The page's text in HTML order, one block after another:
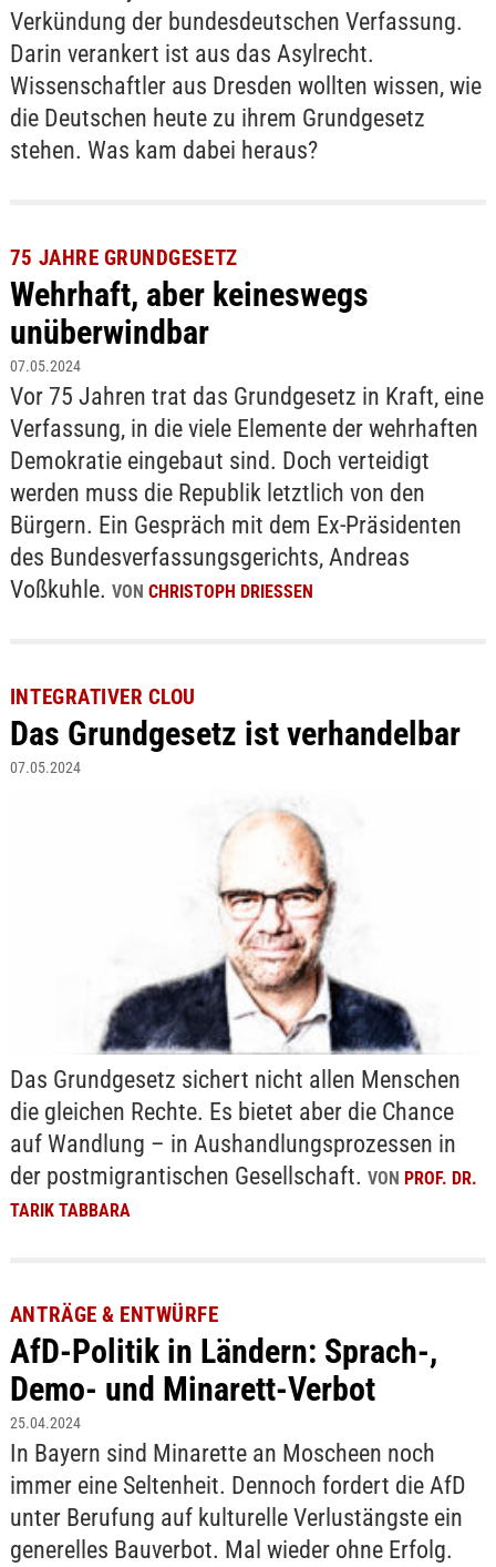
Verkündung der bundesdeutschen Verfassung.
Darin verankert ist aus das Asylrecht.
Wissenschaftler aus Dresden wollten wissen, wie
die Deutschen heute zu ihrem Grundgesetz
stehen. Was kam dabei heraus?
75 JAHRE GRUNDGESETZ
Wehrhaft, aber keineswegs
unüberwindbar
07.05.2024
Vor 75 Jahren trat das Grundgesetz in Kraft, eine
Verfassung, in die viele Elemente der wehrhaften
Demokratie eingebaut sind. Doch verteidigt
werden muss die Republik letztlich von den
Bürgern. Ein Gespräch mit dem Ex-Präsidenten
des Bundesverfassungsgerichts, Andreas
Voßkuhle. VON CHRISTOPH DRIESSEN
INTEGRATIVER CLOU
Das Grundgesetz ist verhandelbar
07.05.2024
Das Grundgesetz sichert nicht allen Menschen
die gleichen Rechte. Es bietet aber die Chance
auf Wandlung – in Aushandlungsprozessen in
der postmigrantischen Gesellschaft. VON PROF. DR.
TARIK TABBARA
ANTRÄGE & ENTWÜRFE
AfD-Politik in Ländern: Sprach-,
Demo- und Minarett-Verbot
25.04.2024
In Bayern sind Minarette an Moscheen noch
immer eine Seltenheit. Dennoch fordert die AfD
unter Berufung auf kulturelle Verlustängste ein
generelles Bauverbot. Mal wieder ohne Erfolg.